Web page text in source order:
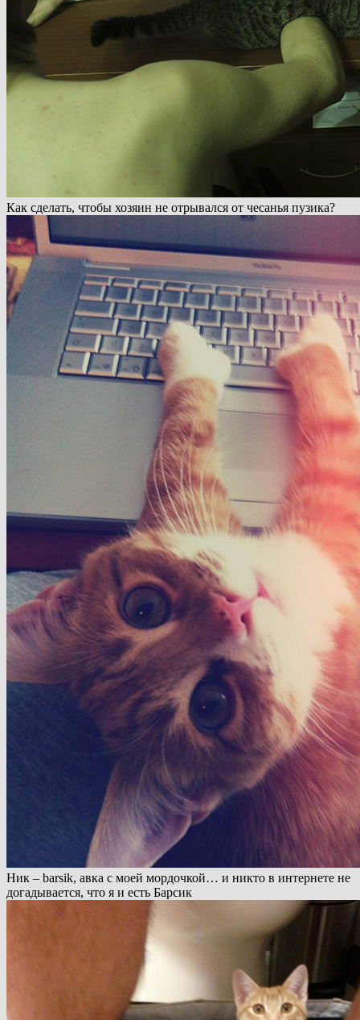
Как сделать, чтобы хозяин не отрывался от чесанья пузика?
Ник – barsik, авка с моей мордочкой… и никто в интернете не
догадывается, что я и есть Барсик